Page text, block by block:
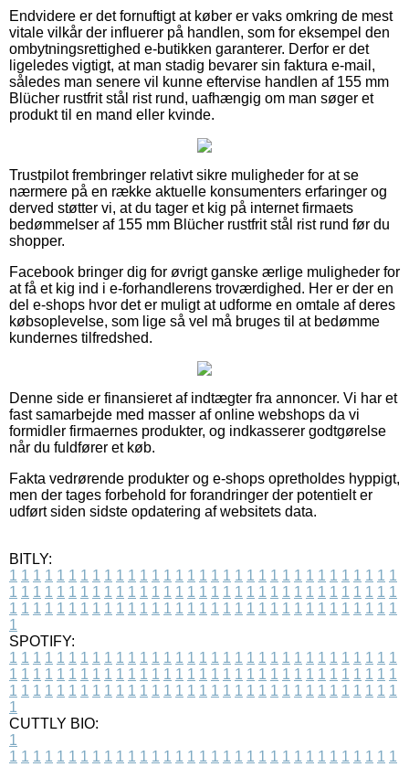
Endvidere er det fornuftigt at køber er vaks omkring de mest
vitale vilkår der influerer på handlen, som for eksempel den
ombytningsrettighed e-butikken garanterer. Derfor er det
ligeledes vigtigt, at man stadig bevarer sin faktura e-mail,
således man senere vil kunne eftervise handlen af 155 mm
Blücher rustfrit stål rist rund, uafhængig om man søger et
produkt til en mand eller kvinde.
Trustpilot frembringer relativt sikre muligheder for at se
nærmere på en række aktuelle konsumenters erfaringer og
derved støtter vi, at du tager et kig på internet firmaets
bedømmelser af 155 mm Blücher rustfrit stål rist rund før du
shopper.
Facebook bringer dig for øvrigt ganske ærlige muligheder for
at få et kig ind i e-forhandlerens troværdighed. Her er der en
del e-shops hvor det er muligt at udforme en omtale af deres
købsoplevelse, som lige så vel må bruges til at bedømme
kundernes tilfredshed.
Denne side er finansieret af indtægter fra annoncer. Vi har et
fast samarbejde med masser af online webshops da vi
formidler firmaernes produkter, og indkasserer godtgørelse
når du fuldfører et køb.
Fakta vedrørende produkter og e-shops opretholdes hyppigt,
men der tages forbehold for forandringer der potentielt er
udført siden sidste opdatering af websitets data.
BITLY:
1 1 1 1 1 1 1 1 1 1 1 1 1 1 1 1 1 1 1 1 1 1 1 1 1 1 1 1 1 1 1 1 1
1 1 1 1 1 1 1 1 1 1 1 1 1 1 1 1 1 1 1 1 1 1 1 1 1 1 1 1 1 1 1 1 1
1 1 1 1 1 1 1 1 1 1 1 1 1 1 1 1 1 1 1 1 1 1 1 1 1 1 1 1 1 1 1 1 1
1
SPOTIFY:
1 1 1 1 1 1 1 1 1 1 1 1 1 1 1 1 1 1 1 1 1 1 1 1 1 1 1 1 1 1 1 1 1
1 1 1 1 1 1 1 1 1 1 1 1 1 1 1 1 1 1 1 1 1 1 1 1 1 1 1 1 1 1 1 1 1
1 1 1 1 1 1 1 1 1 1 1 1 1 1 1 1 1 1 1 1 1 1 1 1 1 1 1 1 1 1 1 1 1
1
CUTTLY BIO:
1
1 1 1 1 1 1 1 1 1 1 1 1 1 1 1 1 1 1 1 1 1 1 1 1 1 1 1 1 1 1 1 1 1